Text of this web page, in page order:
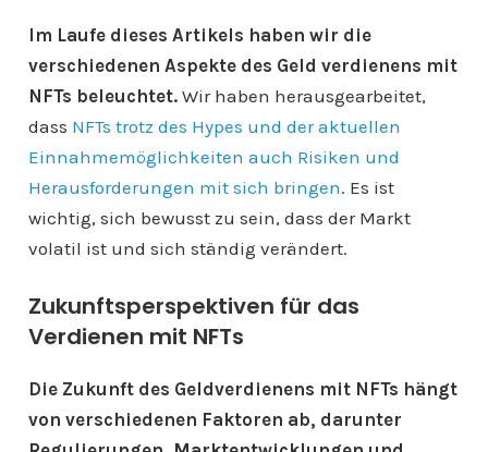
Im Laufe dieses Artikels haben wir die
verschiedenen Aspekte des Geld verdienens mit
NFTs beleuchtet.Wir haben herausgearbeitet,
dass NFTs trotz des Hypes und der aktuellen
Einnahmemöglichkeiten auch Risiken und
Herausforderungen mit sich bringen. Es ist
wichtig, sich bewusst zu sein, dass der Markt
volatil ist und sich ständig verändert.
Zukunftsperspektiven für das
Verdienen mit NFTs
Die Zukunft des Geldverdienens mit NFTs hängt
von verschiedenen Faktoren ab, darunter